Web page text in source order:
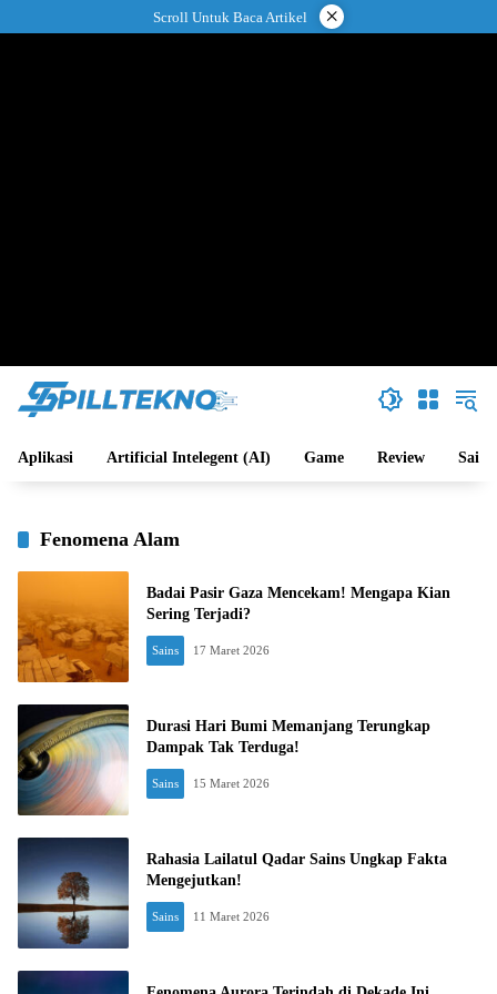
ke
Scroll Untuk Baca Artikel ×
Aplikasi Artificial Intelegent (AI) Game Review Sains
Fenomena Alam
Badai Pasir Gaza Mencekam! Mengapa Kian
Sering Terjadi?
Sains 17 Maret 2026
Durasi Hari Bumi Memanjang Terungkap
Dampak Tak Terduga!
Sains 15 Maret 2026
Rahasia Lailatul Qadar Sains Ungkap Fakta
Mengejutkan!
Sains 11 Maret 2026